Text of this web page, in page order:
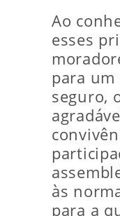
Ao
esses
para
seguro,
às
para a